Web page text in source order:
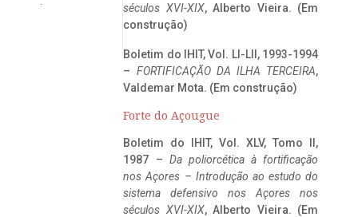
séculos XVI-XIX, Alberto Vieira. (Em
construção)
Boletim do IHIT, Vol. LI-LII, 1993-1994
– FORTIFICAÇÃO DA ILHA TERCEIRA,
Valdemar Mota. (Em construção)
Forte do Açougue
Boletim do IHIT, Vol. XLV, Tomo II,
1987 – Da poliorcética à fortificação
nos Açores – Introdução ao estudo do
sistema defensivo nos Açores nos
séculos XVI-XIX, Alberto Vieira. (Em